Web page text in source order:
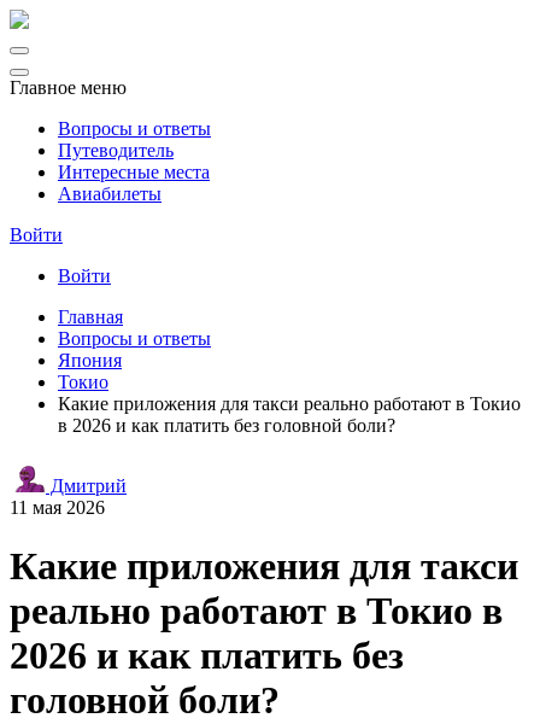
Главное меню
Вопросы и ответы
Путеводитель
Интересные места
Авиабилеты
Войти
Войти
Главная
Вопросы и ответы
Япония
Токио
Какие приложения для такси реально работают в Токио
в 2026 и как платить без головной боли?
Дмитрий
11 мая 2026
Какие приложения для такси
реально работают в Токио в
2026 и как платить без
головной боли?